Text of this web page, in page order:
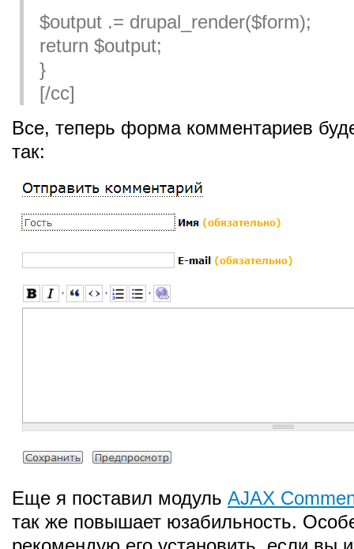
$output .= drupal_render($form);
return $output;
}
[/cc]
Все, теперь форма комментариев
так:
Еще я поставил модуль AJAX
так же повышает юзабильность.